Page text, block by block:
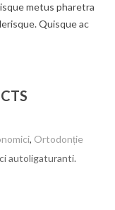
metus pharetra
Quisque ac
, Ortodonție
autoligaturanti.